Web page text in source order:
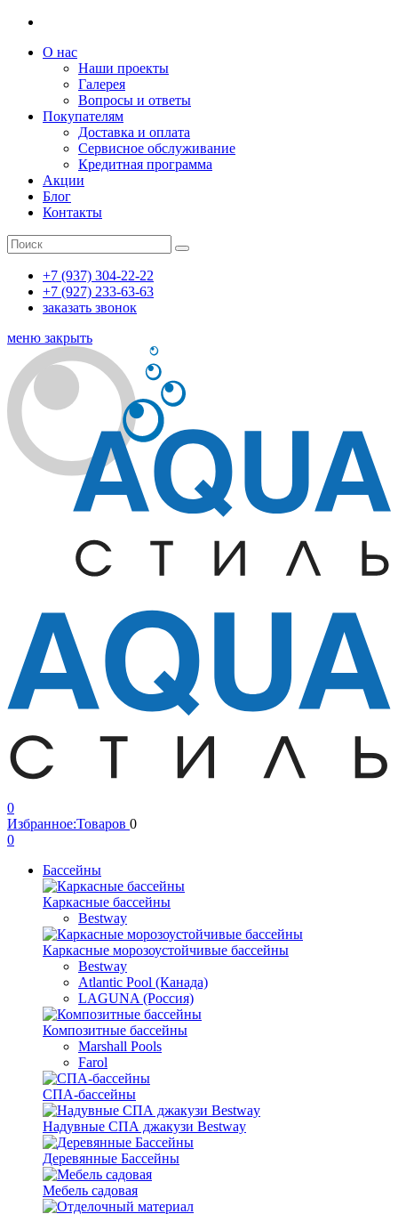
О нас
Наши проекты
Галерея
Вопросы и ответы
Покупателям
Доставка и оплата
Сервисное обслуживание
Кредитная программа
Акции
Блог
Контакты
+7 (937) 304-22-22
+7 (927) 233-63-63
заказать звонок
меню закрыть
0
Избранное:Товаров 0
0
Бассейны
Каркасные бассейны
Bestway
Каркасные морозоустойчивые бассейны
Bestway
Atlantic Pool (Канада)
LAGUNA (Россия)
Композитные бассейны
Marshall Pools
Farol
СПА-бассейны
Надувные СПА джакузи Bestway
Деревянные Бассейны
Мебель садовая